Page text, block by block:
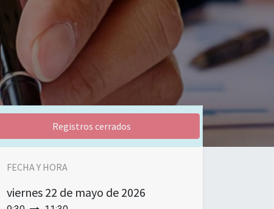
Registros cerrados
FECHA Y HORA
viernes 22 de mayo de 2026